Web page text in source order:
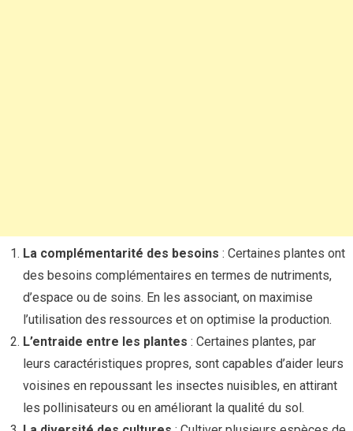
La complémentarité des besoins : Certaines plantes ont
des besoins complémentaires en termes de nutriments,
d’espace ou de soins. En les associant, on maximise
l’utilisation des ressources et on optimise la production.
L’entraide entre les plantes : Certaines plantes, par
leurs caractéristiques propres, sont capables d’aider leurs
voisines en repoussant les insectes nuisibles, en attirant
les pollinisateurs ou en améliorant la qualité du sol.